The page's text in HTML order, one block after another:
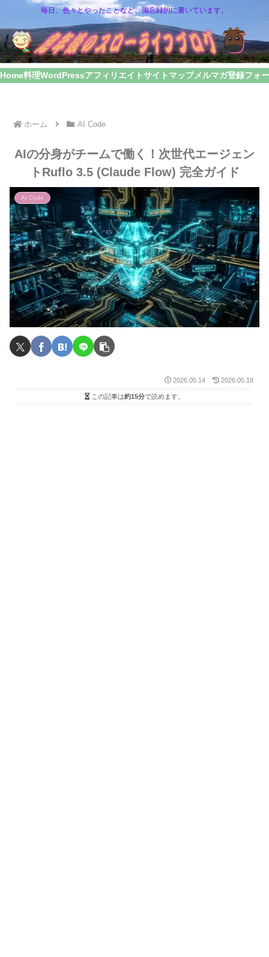
毎日、色々とやったことなど、備忘録的に書いています。
Home料理WordPressアフィリエイトサイトマップメルマガ登録フォ
ホーム AI Code
AIの分身がチームで働く！次世代エージェン
トRuflo 3.5 (Claude Flow) 完全ガイド
AI Code
2026.05.14 2026.05.18
この記事は約15分で読めます。